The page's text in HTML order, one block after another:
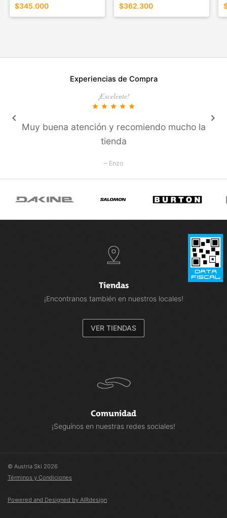
$345.000
$362.300
Experiencias de Compra
¡Excelente!
star star star star star
Muy buena atención y recomiendo mucho la
tienda
– Enzo
keyboard_arrow_left keyboard_arrow_right
Tiendas
¡Encontranos también en nuestros locales!
VER TIENDAS
Comunidad
¡Seguínos en nuestras redes sociales!
© Austria Ski 2026
Términos y Condiciones
Powered and Designed by AIRdesign